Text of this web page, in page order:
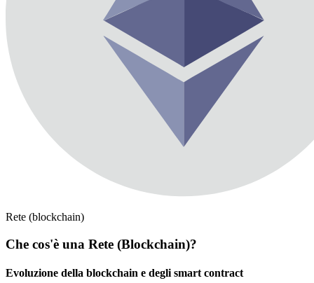
Rete (blockchain)
Che cos'è una Rete (Blockchain)?
Evoluzione della blockchain e degli smart contract